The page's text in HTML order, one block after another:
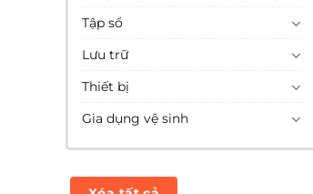
Tập sổ
Lưu trữ
Thiết bị
Gia dụng vệ sinh